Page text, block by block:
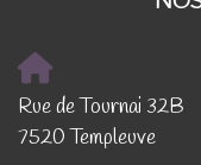
Rue de Tournai 32B
7520 Templeuve